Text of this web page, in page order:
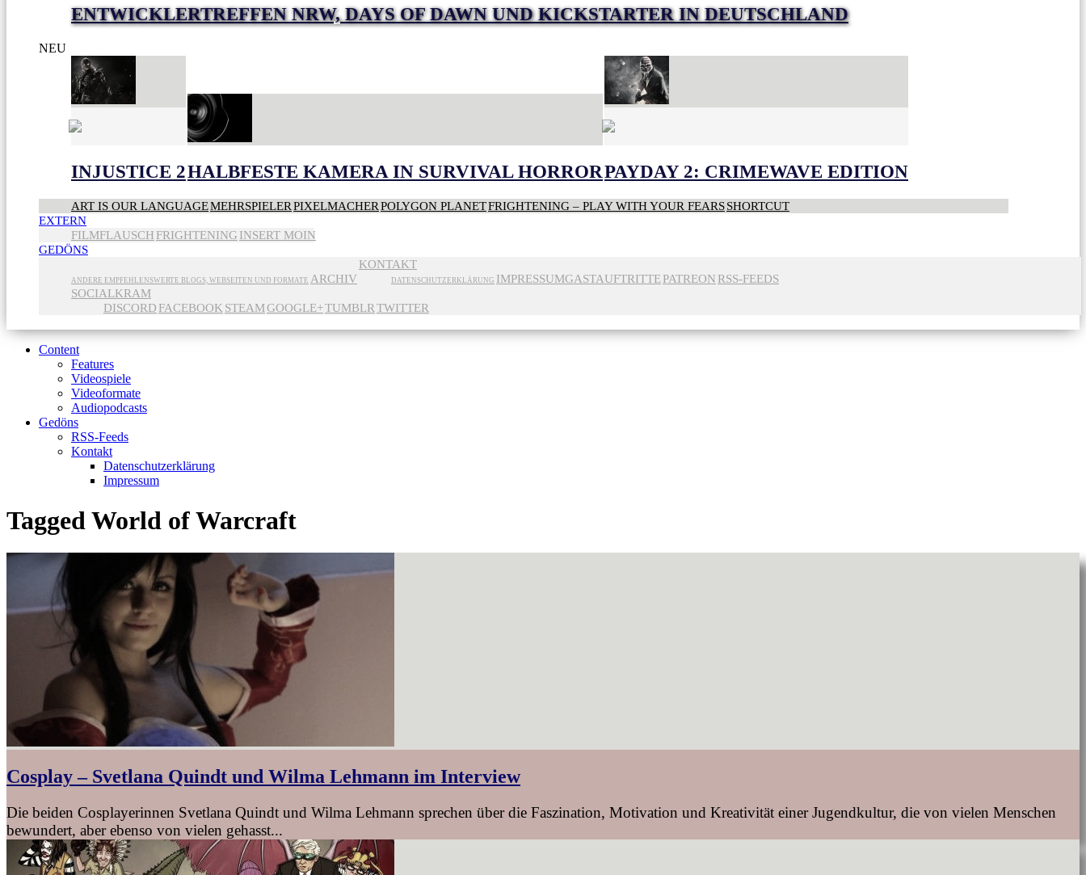
ENTWICKLERTREFFEN NRW, DAYS OF DAWN UND KICKSTARTER IN DEUTSCHLAND
NEU
INJUSTICE 2HALBFESTE KAMERA IN SURVIVAL HORRORPAYDAY 2: CRIMEWAVE EDITION
ART IS OUR LANGUAGEMEHRSPIELERPIXELMACHERPOLYGON PLANETFRIGHTENING – PLAY WITH YOUR FEARSSHORTCUT
EXTERN
FILMFLAUSCH FRIGHTENING INSERT MOIN
GEDÖNS
ANDERE EMPFEHLENSWERTE BLOGS, WEBSEITEN UND FORMATE ARCHIV
KONTAKT
DATENSCHUTZERKLÄRUNG IMPRESSUMGASTAUFTRITTEPATREON RSS-FEEDS
SOCIALKRAM
DISCORD FACEBOOK STEAMGOOGLE+TUMBLRTWITTER
Content
Features
Videospiele
Videoformate
Audiopodcasts
Gedöns
RSS-Feeds
Kontakt
Datenschutzerklärung
Impressum
Tagged World of Warcraft
Cosplay – Svetlana Quindt und Wilma Lehmann im Interview
Die beiden Cosplayerinnen Svetlana Quindt und Wilma Lehmann sprechen über die Faszination, Motivation und Kreativität einer Jugendkultur, die von vielen Menschen
bewundert, aber ebenso von vielen gehasst...